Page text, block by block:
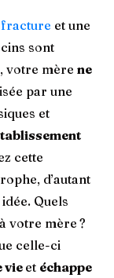
fracture et une
sont
votre mère ne
par une
et
cette
d’autant
Quels
votre mère ?
celle-ci
vie et échappe